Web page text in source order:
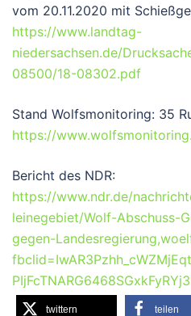
vom 20.11.2020 mit
https://www.landtag-
niedersachsen.de/
08500/18-08302.pdf
Stand Wolfsmonitoring: 35
https://
Bericht des NDR:
https://www.ndr.de/
leinegebiet/Wolf-Abschuss-
gegen-
twittern teilen